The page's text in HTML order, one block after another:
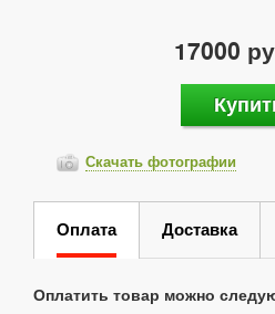
17000
Скачать фотографии
Оплата Доставка
Оплатить товар можно